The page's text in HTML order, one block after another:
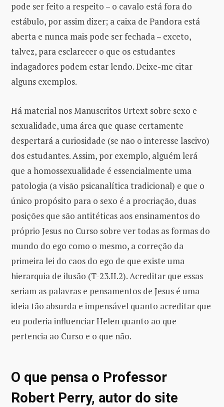
pode ser feito a respeito – o cavalo está fora do
estábulo, por assim dizer; a caixa de Pandora está
aberta e nunca mais pode ser fechada – exceto,
talvez, para esclarecer o que os estudantes
indagadores podem estar lendo. Deixe-me citar
alguns exemplos.
Há material nos Manuscritos Urtext sobre sexo e
sexualidade, uma área que quase certamente
despertará a curiosidade (se não o interesse lascivo)
dos estudantes. Assim, por exemplo, alguém lerá
que a homossexualidade é essencialmente uma
patologia (a visão psicanalítica tradicional) e que o
único propósito para o sexo é a procriação, duas
posições que são antitéticas aos ensinamentos do
próprio Jesus no Curso sobre ver todas as formas do
mundo do ego como o mesmo, a correção da
primeira lei do caos do ego de que existe uma
hierarquia de ilusão (T-23.II.2). Acreditar que essas
seriam as palavras e pensamentos de Jesus é uma
ideia tão absurda e impensável quanto acreditar que
eu poderia influenciar Helen quanto ao que
pertencia ao Curso e o que não.
O que pensa o Professor
Robert Perry, autor do site